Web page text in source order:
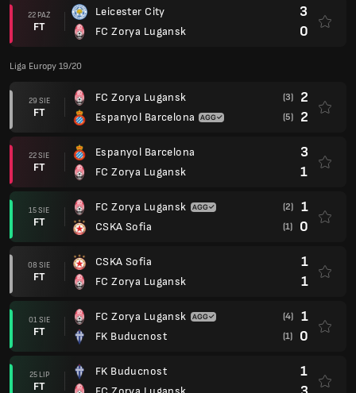
22 PAŹ
FT
Leicester City
FC Zorya Lugansk
3
0
Liga Europy 19/20
29 SIE
FT
FC Zorya Lugansk
Espanyol Barcelona
(3) 2
(5) 2
22 SIE
FT
Espanyol Barcelona
FC Zorya Lugansk
3
1
15 SIE
FT
FC Zorya Lugansk
CSKA Sofia
(2) 1
(1) 0
08 SIE
FT
CSKA Sofia
FC Zorya Lugansk
1
1
01 SIE
FT
FC Zorya Lugansk
FK Buducnost
(4) 1
(1) 0
25 LIP
FT
FK Buducnost
1